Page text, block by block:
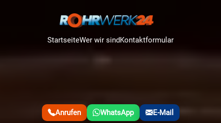
StartseiteWer wir sindKontaktformular
Anrufen WhatsApp E-Mail